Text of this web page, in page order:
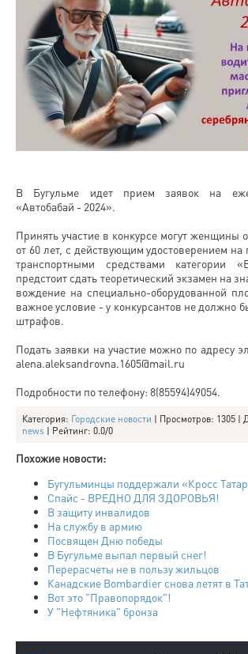
В Бугульме идет прием заявок на
«Автобабай - 2024».
Принять участие в конкурсе могут женщины
от 60 лет, с действующим удостоверением на
транспортными средствами
предстоит сдать теоретический экзамен на
вождение на специально-оборудованной
важное условие - у конкурсантов не должно
штрафов.
Подать заявки на участие можно по адресу
alena.aleksandrovna.1605@mail.ru
Подробности по телефону: 8(85594)49054.
Категория: Городские новости | Просмотров: 1305 |
news | Рейтинг: 0.0/0
Похожие новости:
Бугульминцы поддержали «Кросс
Спайс - ВРЕДНО ДЛЯ ЗДОРОВЬЯ!
В защиту инвалидов
На службу в армию
Посвящен Дню победы
В Бугульме выпал первый снег!
Перерасчеты не в пользу жильцов
Канадские Bombardier снова летят в
Вот это "Правопорядок"!
У "Нефтяника" бронза